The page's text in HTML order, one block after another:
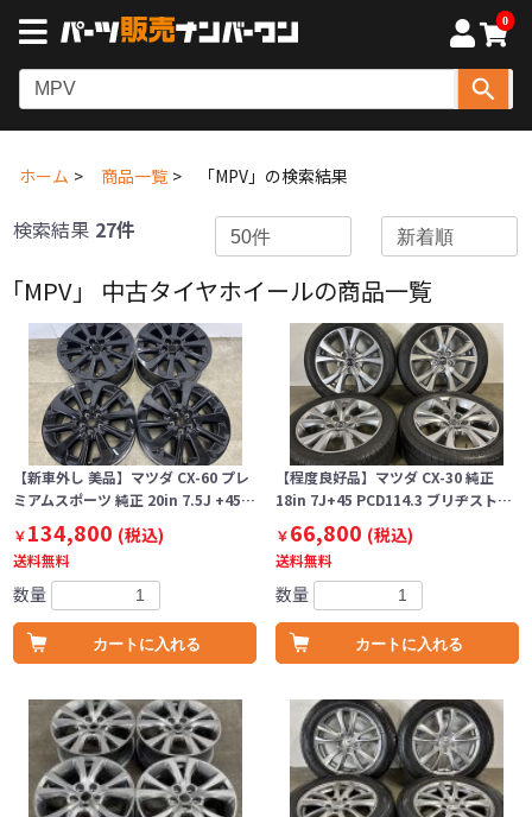
0
ホーム 商品一覧 「MPV」の検索結果
検索結果 27件
「MPV」 中古タイヤホイールの商品一覧
【新車外し 美品】マツダ CX-60 プレ
ミアムスポーツ 純正 20in 7.5J +45…
￥134,800 (税込)
送料無料
数量
カートに入れる
【程度良好品】マツダ CX-30 純正
18in 7J+45 PCD114.3 ブリヂスト…
￥66,800 (税込)
送料無料
数量
カートに入れる